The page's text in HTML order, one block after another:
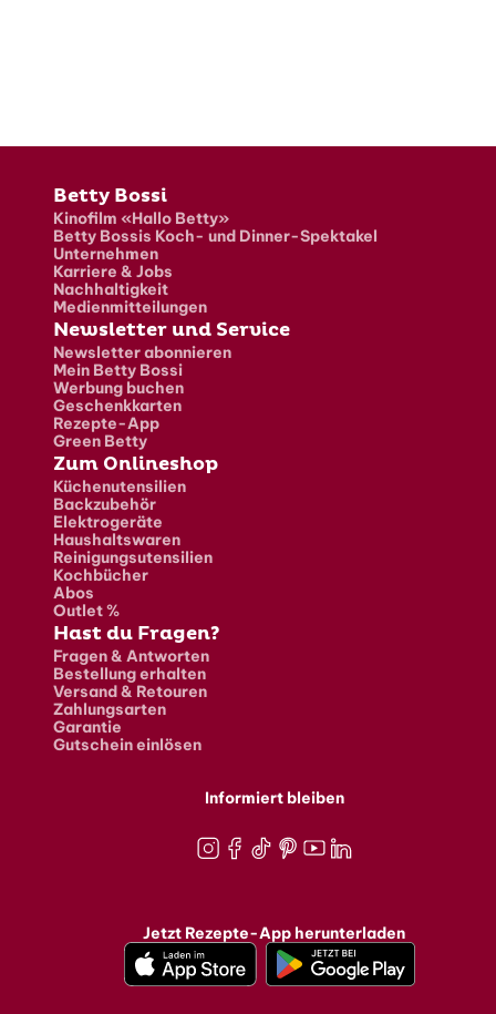
Fusszeile
Betty Bossi
Kinofilm «Hallo Betty»
Betty Bossis Koch- und Dinner-Spektakel
Unternehmen
Karriere & Jobs
Nachhaltigkeit
Medienmitteilungen
Newsletter und Service
Newsletter abonnieren
Mein Betty Bossi
Werbung buchen
Geschenkkarten
Rezepte-App
Green Betty
Zum Onlineshop
Küchenutensilien
Backzubehör
Elektrogeräte
Haushaltswaren
Reinigungsutensilien
Kochbücher
Abos
Outlet %
Hast du Fragen?
Fragen & Antworten
Bestellung erhalten
Versand & Retouren
Zahlungsarten
Garantie
Gutschein einlösen
Informiert bleiben
Jetzt Rezepte-App herunterladen